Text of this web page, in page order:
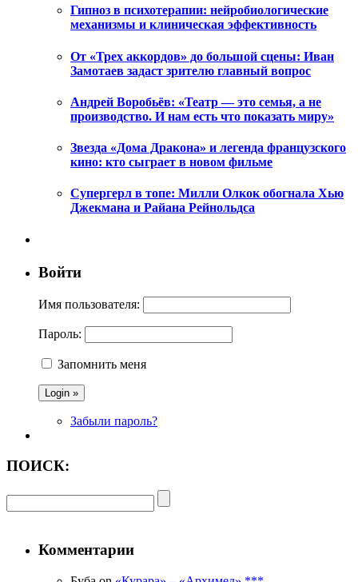
Гипноз в психотерапии: нейробиологические
механизмы и клиническая эффективность
От «Трех аккордов» до большой сцены: Иван
Замотаев задаст зрителю главный вопрос
Андрей Воробьёв: «Театр — это семья, а не
производство. И нам есть что показать миру»
Звезда «Дома Дракона» и легенда французского
кино: кто сыграет в новом фильме
Супергерл в топе: Милли Олкок обогнала Хью
Джекмана и Райана Рейнольдса
Войти
Имя пользователя:
Пароль:
Запомнить меня
Забыли пароль?
ПОИСК:
Комментарии